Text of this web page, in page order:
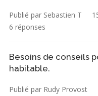
Publié par Sebastien T
6 réponses
Besoins de conseils
habitable.
Publié par Rudy Provost